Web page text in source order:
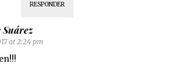
RESPONDER
at 2:24 pm